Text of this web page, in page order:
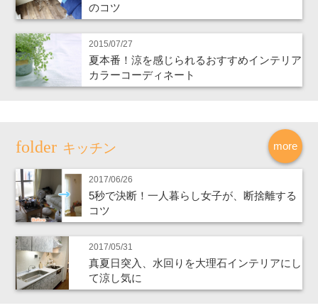
のコツ
2015/07/27
夏本番！涼を感じられるおすすめインテリア
カラーコーディネート
more
キッチン
2017/06/26
5秒で決断！一人暮らし女子が、断捨離する
コツ
2017/05/31
真夏日突入、水回りを大理石インテリアにし
て涼し気に